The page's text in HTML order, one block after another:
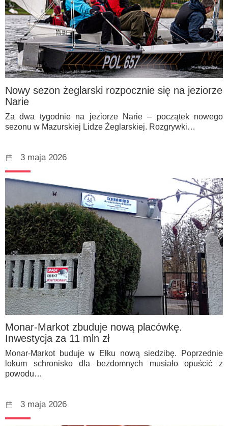
Nowy sezon żeglarski rozpocznie się na jeziorze
Narie
Za dwa tygodnie na jeziorze Narie – początek nowego
sezonu w Mazurskiej Lidze Żeglarskiej. Rozgrywki…
3 maja 2026
Monar-Markot zbuduje nową placówkę.
Inwestycja za 11 mln zł
Monar-Markot buduje w Ełku nową siedzibę. Poprzednie
lokum schronisko dla bezdomnych musiało opuścić z
powodu…
3 maja 2026